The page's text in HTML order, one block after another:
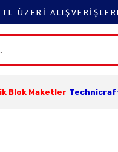
ÜZERİ
Blok Maketler